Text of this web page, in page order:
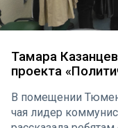
Тамара
проекта
В помещении
чая лидер